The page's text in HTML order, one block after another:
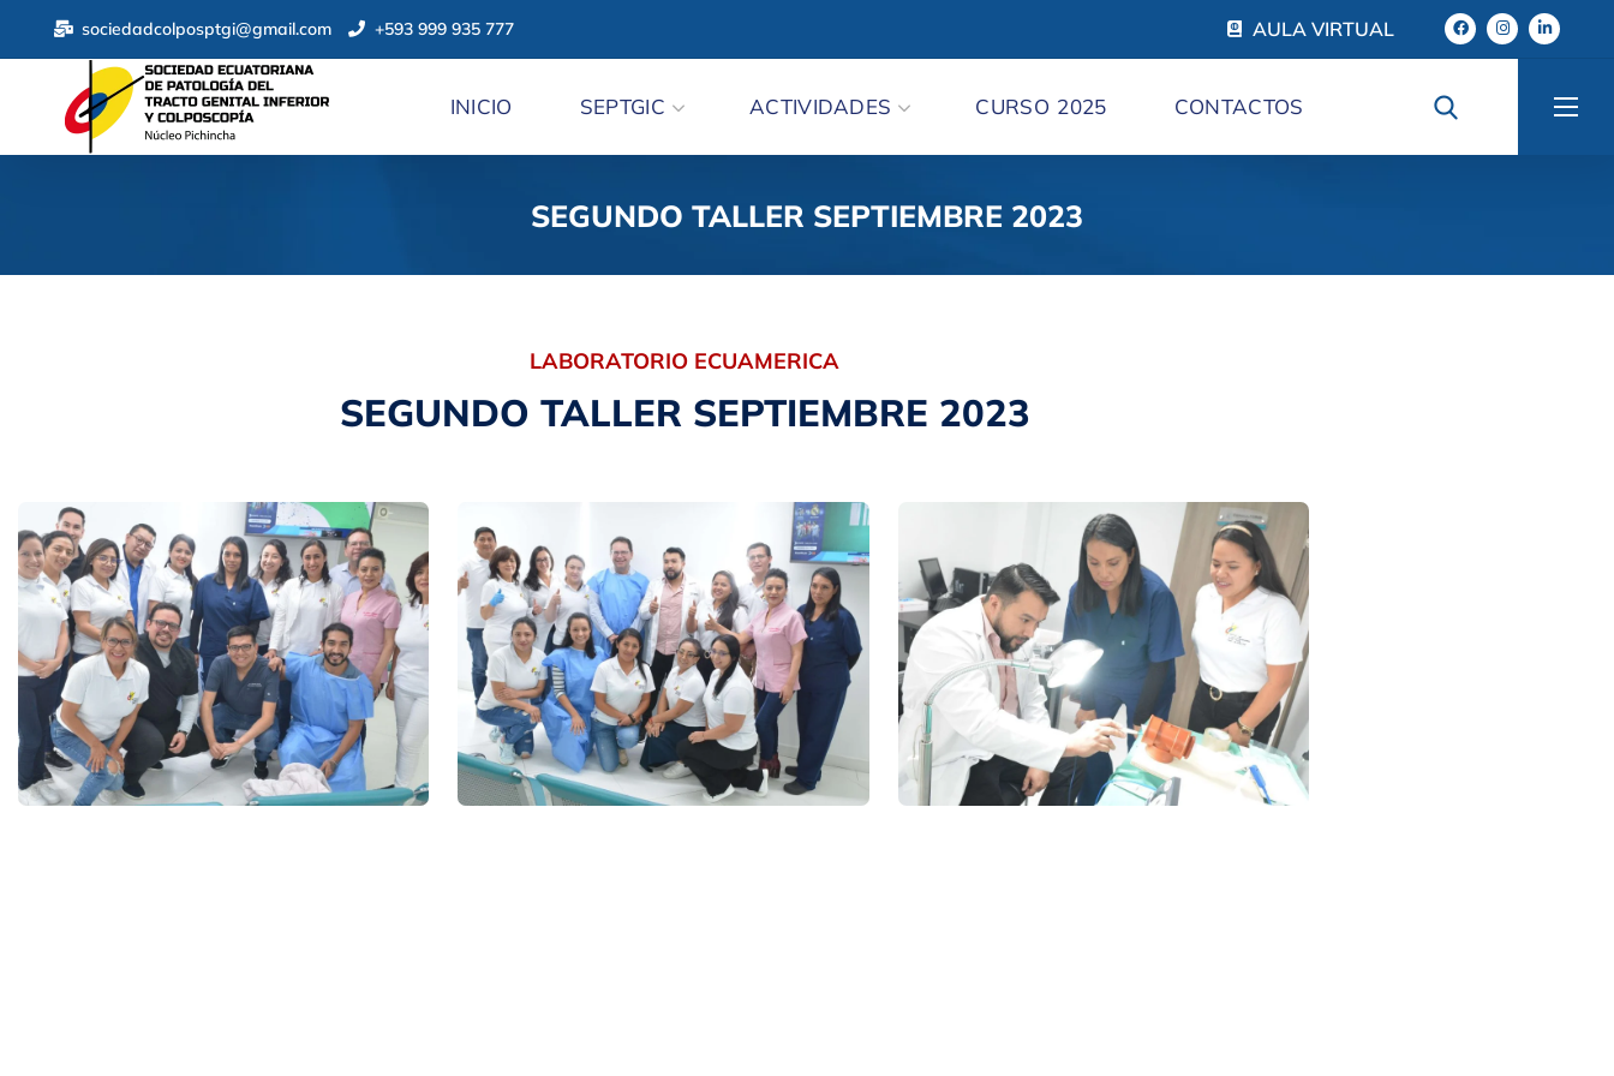
sociedadcolposptgi@gmail.com +593 999 935 777 AULA VIRTUAL
INICIO SEPTGIC ACTIVIDADES CURSO 2025 CONTACTOS
SEGUNDO TALLER SEPTIEMBRE 2023
LABORATORIO ECUAMERICA
SEGUNDO TALLER SEPTIEMBRE 2023